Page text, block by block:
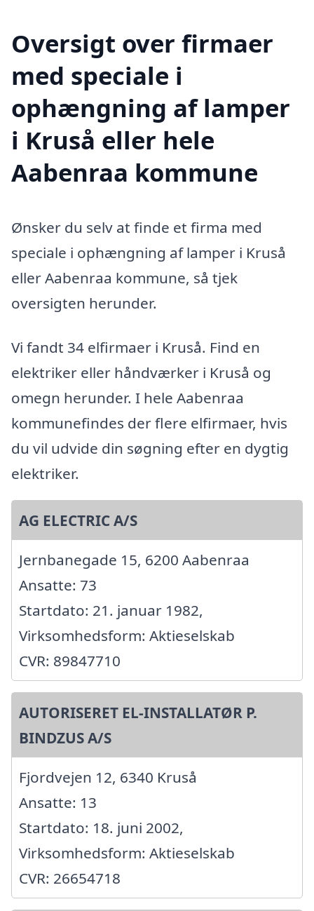
Oversigt over firmaer
med speciale i
ophængning af lamper
i Kruså eller hele
Aabenraa kommune
Ønsker du selv at finde et firma med
speciale i ophængning af lamper i Kruså
eller Aabenraa kommune, så tjek
oversigten herunder.
Vi fandt 34 elfirmaer i Kruså. Find en
elektriker eller håndværker i Kruså og
omegn herunder. I hele Aabenraa
kommunefindes der flere elfirmaer, hvis
du vil udvide din søgning efter en dygtig
elektriker.
AG ELECTRIC A/S
Jernbanegade 15, 6200 Aabenraa
Ansatte: 73
Startdato: 21. januar 1982,
Virksomhedsform: Aktieselskab
CVR: 89847710
AUTORISERET EL-INSTALLATØR P.
BINDZUS A/S
Fjordvejen 12, 6340 Kruså
Ansatte: 13
Startdato: 18. juni 2002,
Virksomhedsform: Aktieselskab
CVR: 26654718